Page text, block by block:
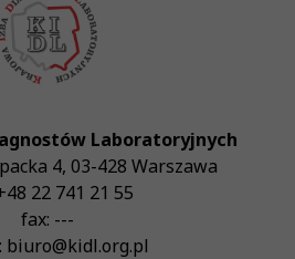
Laboratoryjnych
4, 03-428 Warszawa
22 741 21 55
fax: ---
biuro@kidl.org.pl